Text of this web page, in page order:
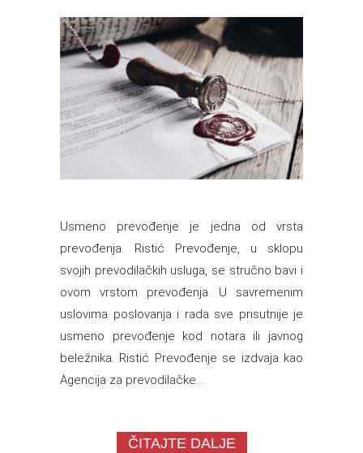
Usmeno prevođenje je jedna od vrsta
prevođenja. Ristić Prevođenje, u sklopu
svojih prevodilačkih usluga, se stručno bavi i
ovom vrstom prevođenja. U savremenim
uslovima poslovanja i rada sve prisutnije je
usmeno prevođenje kod notara ili javnog
beležnika. Ristić Prevođenje se izdvaja kao
Agencija za prevodilačke...
ČITAJTE DALJE